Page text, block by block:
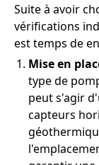
Suite à avoir
vérifications
est temps de
Mise en
type de
peut s'agir
capteurs